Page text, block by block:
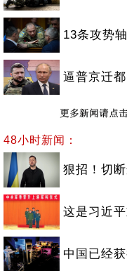
13条攻势
逼普京迁
48小时新闻：
狠招！切
这是习近
中国已经